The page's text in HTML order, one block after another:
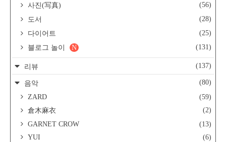
사진(写真)
(56)
도서
(28)
다이어트
(25)
블로그 놀이
(131)
N
리뷰 (137)
음악
(80)
ZARD
(59)
倉木麻衣
(2)
GARNET CROW
(13)
YUI
(6)